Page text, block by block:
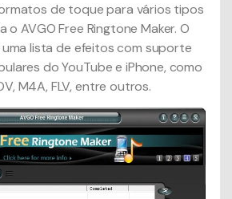
de toque para vários tipos
o AVGO Free Ringtone Maker. O
lista de efeitos com suporte
do YouTube e iPhone, como
M4A, FLV, entre outros.